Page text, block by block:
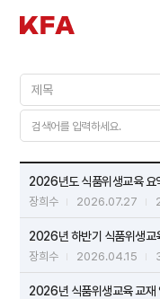
2026년도 식품위생교육 요
장희수 2026.07.27
2026년 하반기 식품위생교
장희수 2026.04.15
2026년 식품위생교육 교재